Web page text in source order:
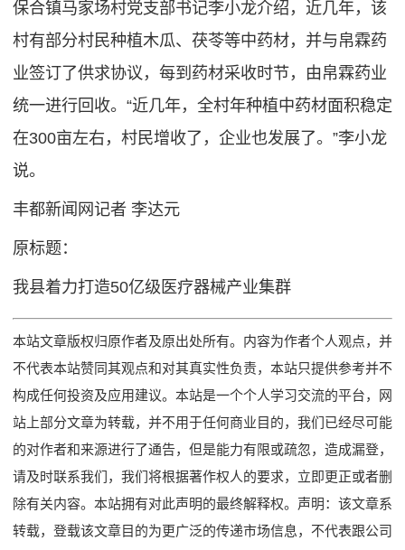
保合镇马家场村党支部书记李小龙介绍，近几年，该
村有部分村民种植木瓜、茯苓等中药材，并与帛霖药
业签订了供求协议，每到药材采收时节，由帛霖药业
统一进行回收。“近几年，全村年种植中药材面积稳定
在300亩左右，村民增收了，企业也发展了。”李小龙
说。
丰都新闻网记者 李达元
原标题：
我县着力打造50亿级医疗器械产业集群
本站文章版权归原作者及原出处所有。内容为作者个人观点，并
不代表本站赞同其观点和对其真实性负责，本站只提供参考并不
构成任何投资及应用建议。本站是一个个人学习交流的平台，网
站上部分文章为转载，并不用于任何商业目的，我们已经尽可能
的对作者和来源进行了通告，但是能力有限或疏忽，造成漏登，
请及时联系我们，我们将根据著作权人的要求，立即更正或者删
除有关内容。本站拥有对此声明的最终解释权。声明：该文章系
转载，登载该文章目的为更广泛的传递市场信息，不代表跟公司